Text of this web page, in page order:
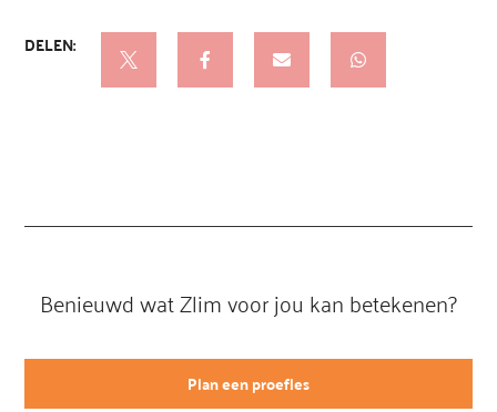

Benieuwd wat Zlim voor jou kan betekenen?
Plan een proefles